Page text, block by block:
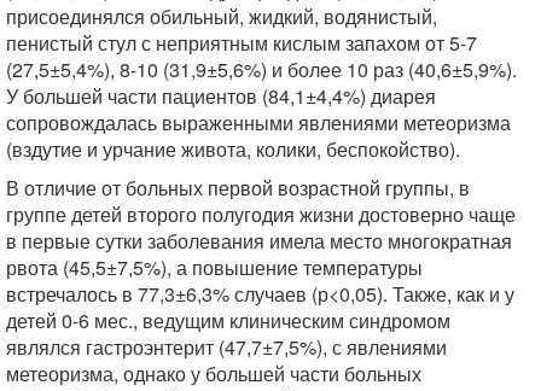
присоединялся обильный, жидкий, водянистый,
пенистый стул с неприятным кислым запахом от 5-7
(27,5±5,4%), 8-10 (31,9±5,6%) и более 10 раз (40,6±5,9%).
У большей части пациентов (84,1±4,4%) диарея
сопровождалась выраженными явлениями метеоризма
(вздутие и урчание живота, колики, беспокойство).
В отличие от больных первой возрастной группы, в
группе детей второго полугодия жизни достоверно чаще
в первые сутки заболевания имела место многократная
рвота (45,5±7,5%), а повышение температуры
встречалось в 77,3±6,3% случаев (р<0,05). Также, как и у
детей 0-6 мес., ведущим клиническим синдромом
являлся гастроэнтерит (47,7±7,5%), с явлениями
метеоризма, однако у большей части больных